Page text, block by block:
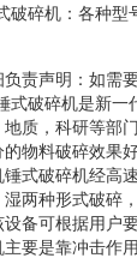
碎机：各种
责声明：如需
式破碎机是新
质，科研等部
物料破碎效果
式破碎机经高
两种形式破碎
备可根据用户
要是靠冲击作